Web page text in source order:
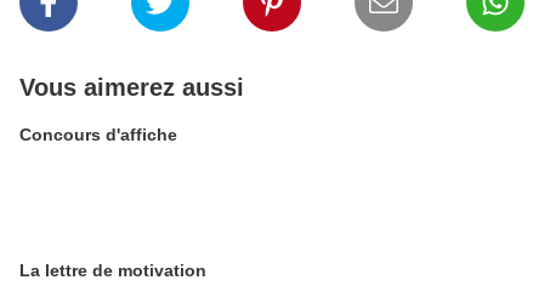
Vous aimerez aussi
Concours d'affiche
La lettre de motivation